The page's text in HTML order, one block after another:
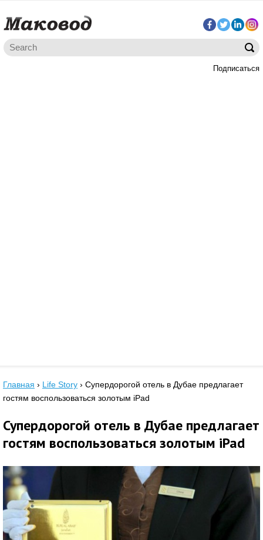
Подписаться
Главная › Life Story › Супердорогой отель в Дубае предлагает
гостям воспользоваться золотым iPad
Супердорогой отель в Дубае предлагает
гостям воспользоваться золотым iPad